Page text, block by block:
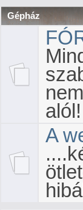
Gépház
alól!
A